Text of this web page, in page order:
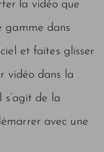
la vidéo que
gamme dans
et faites glisser
vidéo dans la
s’agit de la
avec une